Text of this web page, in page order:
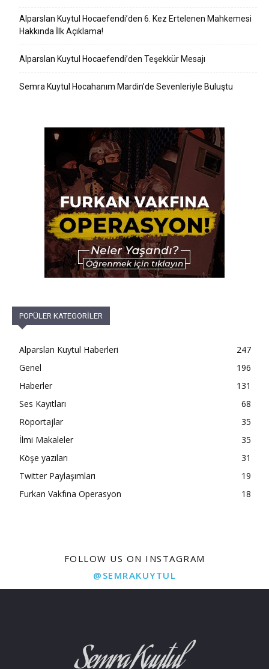
Alparslan Kuytul Hocaefendi’den 6. Kez Ertelenen Mahkemesi
Hakkında İlk Açıklama!
Alparslan Kuytul Hocaefendi’den Teşekkür Mesajı
Semra Kuytul Hocahanım Mardin’de Sevenleriyle Buluştu
POPÜLER KATEGORİLER
Alparslan Kuytul Haberleri
247
Genel
196
Haberler
131
Ses Kayıtları
68
Röportajlar
35
İlmi Makaleler
35
Köşe yazıları
31
Twitter Paylaşımları
19
Furkan Vakfına Operasyon
18
FOLLOW US ON INSTAGRAM
@SEMRAKUYTUL